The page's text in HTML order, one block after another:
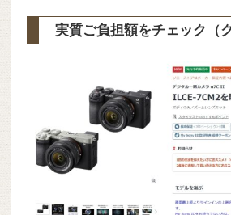
実質ご負担額をチェック（